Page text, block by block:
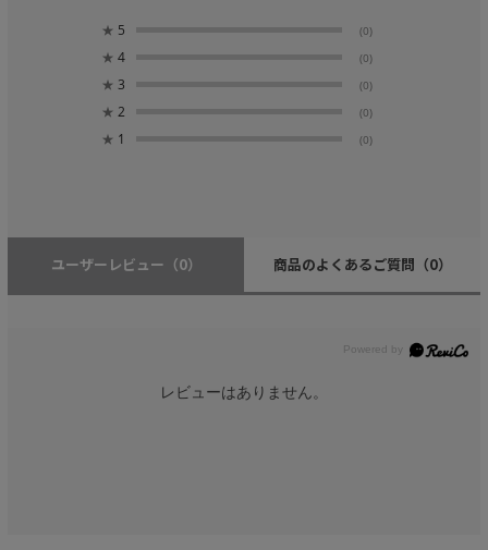
★ 5 (0)
★ 4 (0)
★ 3 (0)
★ 2 (0)
★ 1 (0)
ユーザーレビュー （0） 商品のよくあるご質問 （0）
レビューはありません。